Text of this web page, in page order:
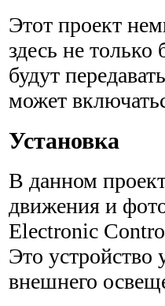
Этот проект
здесь не
будут
может
Установка
В данном
движения и
Electronic
Это устройство
внешнего